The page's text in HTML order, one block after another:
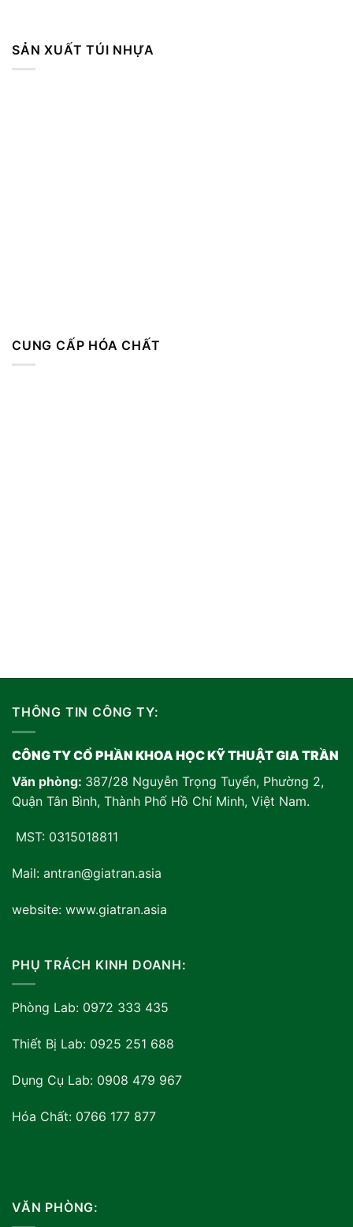
SẢN XUẤT TÚI NHỰA
CUNG CẤP HÓA CHẤT
THÔNG TIN CÔNG TY:
CÔNG TY CỔ PHẦN KHOA HỌC KỸ THUẬT GIA TRẦN
Văn phòng: 387/28 Nguyễn Trọng Tuyển, Phường 2,
Quận Tân Bình, Thành Phố Hồ Chí Minh, Việt Nam.
MST: 0315018811
Mail: antran@giatran.asia
website: www.giatran.asia
PHỤ TRÁCH KINH DOANH:
Phòng Lab: 0972 333 435
Thiết Bị Lab: 0925 251 688
Dụng Cụ Lab: 0908 479 967
Hóa Chất: 0766 177 877
VĂN PHÒNG: